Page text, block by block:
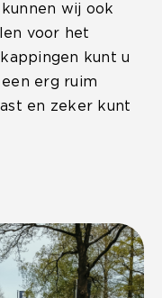
wij ook
voor het
kunt u
erg ruim
en zeker kunt